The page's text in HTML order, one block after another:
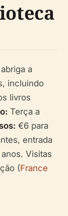
a
incluindo
livros
Terça a
€6 para
entrada
Visitas
(France